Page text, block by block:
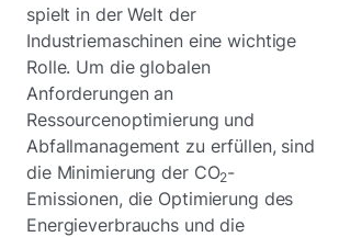
spielt in der Welt der
Industriemaschinen eine wichtige
Rolle. Um die globalen
Anforderungen an
Ressourcenoptimierung und
Abfallmanagement zu erfüllen, sind
die Minimierung der CO2-
Emissionen, die Optimierung des
Energieverbrauchs und die